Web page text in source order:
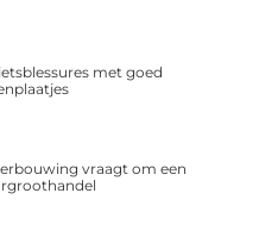
met goed
vraagt om een